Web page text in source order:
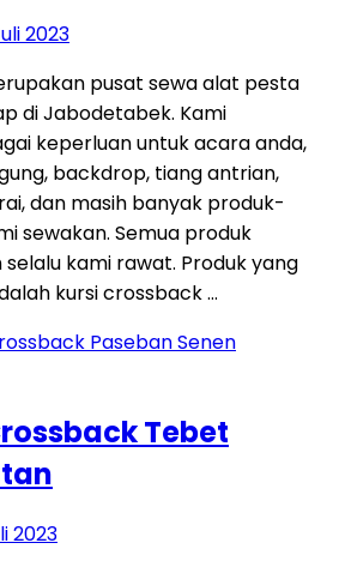
2023
pusat sewa alat pesta
di Jabodetabek. Kami
keperluan untuk acara anda,
backdrop, tiang antrian,
dan masih banyak produk-
sewakan. Semua produk
kami rawat. Produk yang
kursi crossback …
Tebet
2023